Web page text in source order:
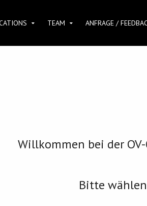
TEAM ANFRAGE /
Willkommen bei der
Bitte